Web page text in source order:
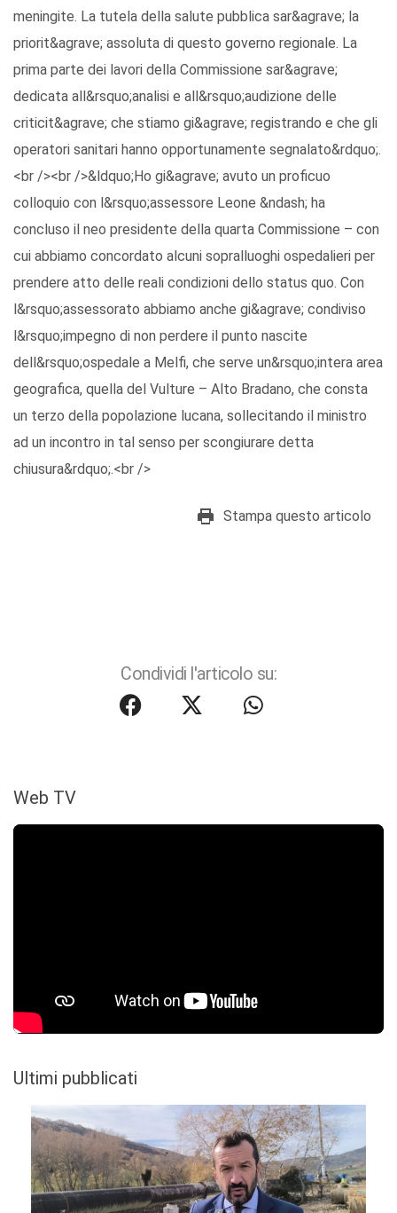
meningite. La tutela della salute pubblica sar&agrave; la
priorit&agrave; assoluta di questo governo regionale. La
prima parte dei lavori della Commissione sar&agrave;
dedicata all&rsquo;analisi e all&rsquo;audizione delle
criticit&agrave; che stiamo gi&agrave; registrando e che gli
operatori sanitari hanno opportunamente segnalato&rdquo;.
<br /><br />&ldquo;Ho gi&agrave; avuto un proficuo
colloquio con l&rsquo;assessore Leone &ndash; ha
concluso il neo presidente della quarta Commissione – con
cui abbiamo concordato alcuni sopralluoghi ospedalieri per
prendere atto delle reali condizioni dello status quo. Con
l&rsquo;assessorato abbiamo anche gi&agrave; condiviso
l&rsquo;impegno di non perdere il punto nascite
dell&rsquo;ospedale a Melfi, che serve un&rsquo;intera area
geografica, quella del Vulture – Alto Bradano, che consta
un terzo della popolazione lucana, sollecitando il ministro
ad un incontro in tal senso per scongiurare detta
chiusura&rdquo;.<br />
Stampa questo articolo
Condividi l'articolo su:
Web TV
Ultimi pubblicati